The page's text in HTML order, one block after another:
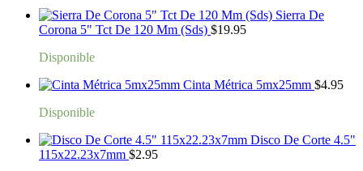
Sierra De
Corona 5" Tct De 120 Mm (Sds) $19.95
Disponible
Cinta Métrica 5mx25mm $4.95
Disponible
Disco De Corte 4.5"
115x22.23x7mm $2.95